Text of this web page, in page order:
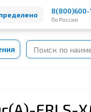
8(800)600-
По России